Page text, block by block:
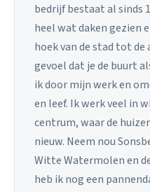
bedrijf bestaat al sinds
heel wat daken gezien
hoek van de stad tot
gevoel dat je de buurt
ik door mijn werk en
en leef. Ik werk veel in
centrum, waar de
nieuw. Neem nou
Witte Watermolen en
heb ik nog een